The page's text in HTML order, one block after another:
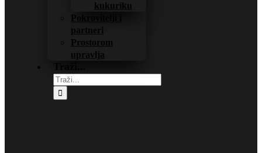
kukuriku
Pokrovitelji i
partneri
Prostorom
upravlja